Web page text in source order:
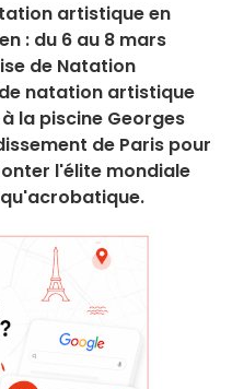
artistique en
: du 6 au 8 mars
de Natation
natation artistique
la piscine Georges
de Paris pour
l'élite mondiale